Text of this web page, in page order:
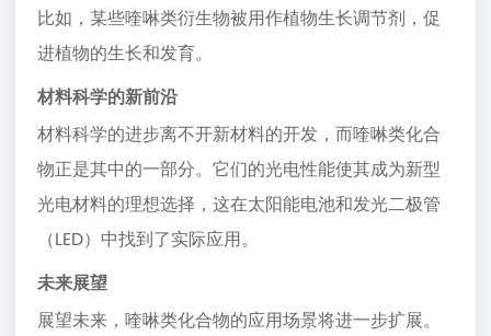
比如，某些喹啉类衍生物被用作植物生长调节剂，促
进植物的生长和发育。
材料科学的新前沿
材料科学的进步离不开新材料的开发，而喹啉类化合
物正是其中的一部分。它们的光电性能使其成为新型
光电材料的理想选择，这在太阳能电池和发光二极管
（LED）中找到了实际应用。
未来展望
展望未来，喹啉类化合物的应用场景将进一步扩展。